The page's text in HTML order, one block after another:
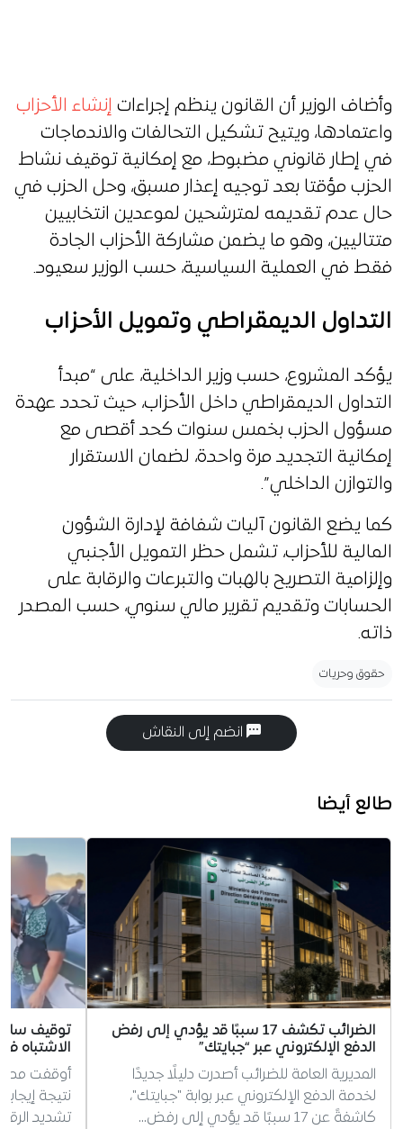
وأضاف الوزير أن القانون ينظم إجراءات إنشاء الأحزاب
واعتمادها، ويتيح تشكيل التحالفات والاندماجات
في إطار قانوني مضبوط، مع إمكانية توقيف نشاط
الحزب مؤقتا بعد توجيه إعذار مسبق، وحل الحزب في
حال عدم تقديمه لمترشحين لموعدين انتخابيين
متتاليين، وهو ما يضمن مشاركة الأحزاب الجادة
فقط في العملية السياسية، حسب الوزير سعيود.
التداول الديمقراطي وتمويل الأحزاب
يؤكد المشروع، حسب وزير الداخلية، على “مبدأ
التداول الديمقراطي داخل الأحزاب، حيث تحدد عهدة
مسؤول الحزب بخمس سنوات كحد أقصى مع
إمكانية التجديد مرة واحدة، لضمان الاستقرار
والتوازن الداخلي”.
كما يضع القانون آليات شفافة لإدارة الشؤون
المالية للأحزاب، تشمل حظر التمويل الأجنبي
وإلزامية التصريح بالهبات والتبرعات والرقابة على
الحسابات وتقديم تقرير مالي سنوي، حسب المصدر
ذاته.
حقوق وحريات
انضم إلى النقاش
طالع أيضا
الضرائب تكشف 17 سببًا قد يؤدي إلى رفض
الدفع الإلكتروني عبر “جبايتك”
المديرية العامة للضرائب أصدرت دليلًا جديدًا
لخدمة الدفع الإلكتروني عبر بوابة "جبايتك"،
كاشفةً عن 17 سببًا قد يؤدي إلى رفض…
توقيف
الاشتباه
أوقفت
نتيجة
تشديد